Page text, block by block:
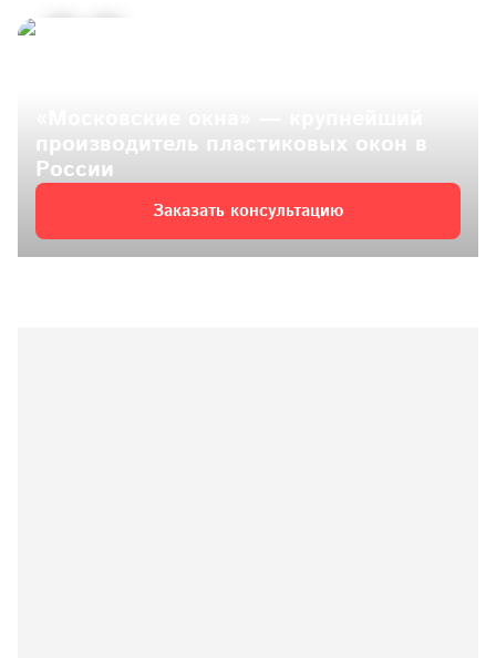
производитель пластиковых окон в
России
Заказать консультацию